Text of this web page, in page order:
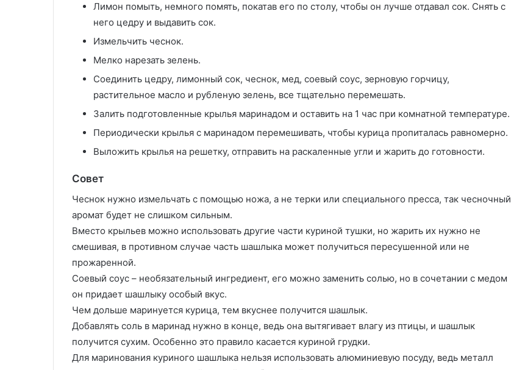
Лимон помыть, немного помять, покатав его по столу, чтобы он лучше отдавал сок. Снять с
него цедру и выдавить сок.
Измельчить чеснок.
Мелко нарезать зелень.
Соединить цедру, лимонный сок, чеснок, мед, соевый соус, зерновую горчицу,
растительное масло и рубленую зелень, все тщательно перемешать.
Залить подготовленные крылья маринадом и оставить на 1 час при комнатной температуре.
Периодически крылья с маринадом перемешивать, чтобы курица пропиталась равномерно.
Выложить крылья на решетку, отправить на раскаленные угли и жарить до готовности.
Совет
Чеснок нужно измельчать с помощью ножа, а не терки или специального пресса, так чесночный
аромат будет не слишком сильным.
Вместо крыльев можно использовать другие части куриной тушки, но жарить их нужно не
смешивая, в противном случае часть шашлыка может получиться пересушенной или не
прожаренной.
Соевый соус – необязательный ингредиент, его можно заменить солью, но в сочетании с медом
он придает шашлыку особый вкус.
Чем дольше маринуется курица, тем вкуснее получится шашлык.
Добавлять соль в маринад нужно в конце, ведь она вытягивает влагу из птицы, и шашлык
получится сухим. Особенно это правило касается куриной грудки.
Для маринования куриного шашлыка нельзя использовать алюминиевую посуду, ведь металл